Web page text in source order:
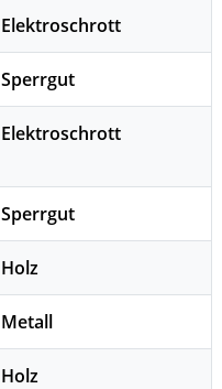
Elektroschrott
Sperrgut
Elektroschrott
Sperrgut
Holz
Metall
Holz